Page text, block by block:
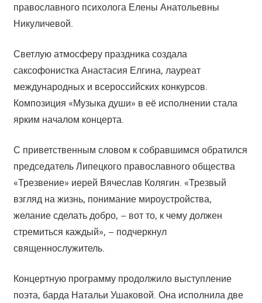
православного психолога Елены Анатольевны
Никуличевой.
Светлую атмосферу праздника создала
саксофонистка Анастасия Елгина, лауреат
международных и всероссийских конкурсов.
Композиция «Музыка души» в её исполнении стала
ярким началом концерта.
С приветственным словом к собравшимся обратился
председатель Липецкого православного общества
«Трезвение» иерей Вячеслав Колягин. «Трезвый
взгляд на жизнь, понимание мироустройства,
желание сделать добро, – вот то, к чему должен
стремиться каждый», – подчеркнул
священнослужитель.
Концертную программу продолжило выступление
поэта, барда Натальи Ушаковой. Она исполнила две